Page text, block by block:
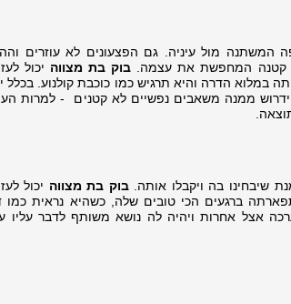
מול עיניה. גם הפצעונים לא עוזרים
קטנה המחפשת את עצמה. בוק בת מצווה יכול
במלוא הדרה והיא תרגיש כמו כוכבת קולנוע. בכלל
ממנה משאבים נפשיים לא קטנים - למרות
שיבחינו בה ויקבלו אותה.בוק בת מצווה יכול
ברגעים הכי טובים שלה, כשהיא נראית כמו
אצל אחרות ויהיה לה נושא משותף לדבר עליו